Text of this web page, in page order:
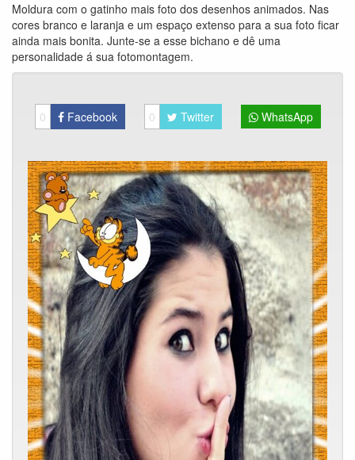
Moldura com o gatinho mais foto dos desenhos animados. Nas
cores branco e laranja e um espaço extenso para a sua foto ficar
ainda mais bonita. Junte-se a esse bichano e dê uma
personalidade á sua fotomontagem.
0 Facebook 0 Twitter WhatsApp